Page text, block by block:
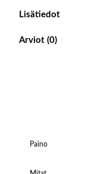
Lisätiedot
Arviot (0)
Paino